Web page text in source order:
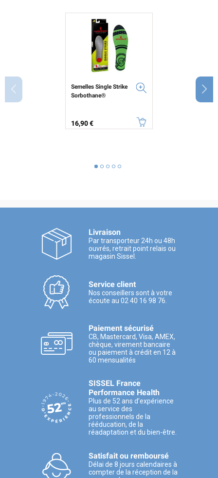
Semelles Single Strike
Sorbothane®
Prix
16,90 €
Livraison
Par transporteur 24h ou 48h
ouvrés, retrait point relais ou
magasin Sissel.
Service client
Nos conseillers sont à votre
écoute au 02 40 16 98 76.
Paiement sécurisé
CB, Mastercard, Visa, AMEX,
chèque, virement bancaire
ou paiement à crédit en 12 à
60 mensualités
SISSEL France
Performance Health
Plus de 52 ans d’expérience
au service des
professionnels de la
rééducation, de la
réadaptation et du bien-être.
Satisfait ou remboursé
Délai de 8 jours calendaires à
compter de la réception de la